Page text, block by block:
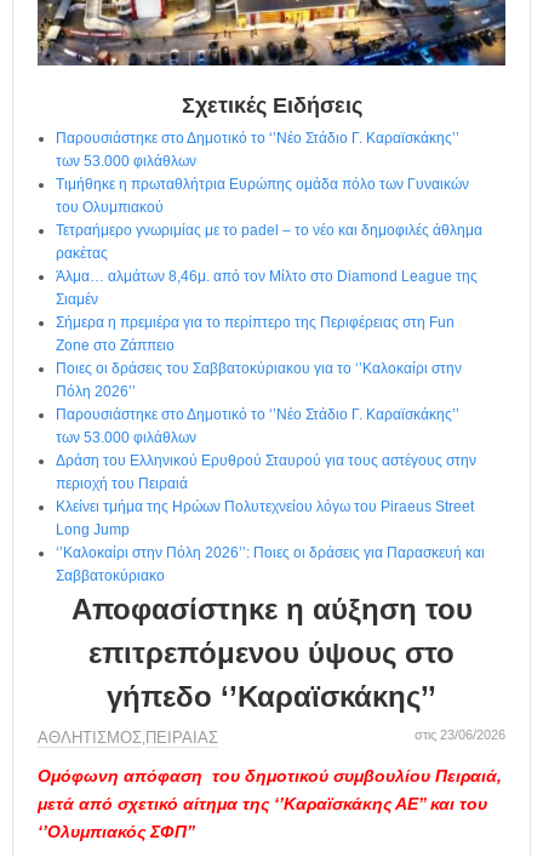
Σχετικές Ειδήσεις
Παρουσιάστηκε στο Δημοτικό το ‘’Νέο Στάδιο Γ. Καραϊσκάκης’’
των 53.000 φιλάθλων
Τιμήθηκε η πρωταθλήτρια Ευρώπης ομάδα πόλο των Γυναικών
του Ολυμπιακού
Τετραήμερο γνωριμίας με το padel – το νέο και δημοφιλές άθλημα
ρακέτας
Άλμα… αλμάτων 8,46μ. από τον Μίλτο στο Diamond League της
Σιαμέν
Σήμερα η πρεμιέρα για το περίπτερο της Περιφέρειας στη Fun
Zone στο Ζάππειο
Ποιες οι δράσεις του Σαββατοκύριακου για το ‘’Καλοκαίρι στην
Πόλη 2026’’
Παρουσιάστηκε στο Δημοτικό το ‘’Νέο Στάδιο Γ. Καραϊσκάκης’’
των 53.000 φιλάθλων
Δράση του Ελληνικού Ερυθρού Σταυρού για τους αστέγους στην
περιοχή του Πειραιά
Κλείνει τμήμα της Ηρώων Πολυτεχνείου λόγω του Piraeus Street
Long Jump
‘’Καλοκαίρι στην Πόλη 2026’’: Ποιες οι δράσεις για Παρασκευή και
Σαββατοκύριακο
Αποφασίστηκε η αύξηση του
επιτρεπόμενου ύψους στο
γήπεδο ‘’Καραϊσκάκης’’
ΑΘΛΗΤΙΣΜΟΣ, ΠΕΙΡΑΙΑΣ στις 23/06/2026
Ομόφωνη απόφαση του δημοτικού συμβουλίου Πειραιά,
μετά από σχετικό αίτημα της ‘’Καραϊσκάκης ΑΕ’’ και του
‘’Ολυμπιακός ΣΦΠ’’